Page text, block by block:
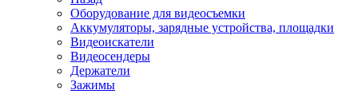
Оборудование для видеосъемки
Аккумуляторы, зарядные устройства, площадки
Видеоискатели
Видеосендеры
Держатели
Зажимы